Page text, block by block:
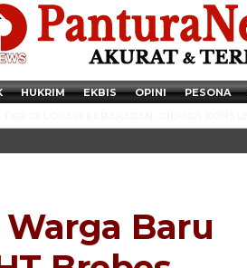
HUKRIM EKBIS OPINI PESONA
Baru